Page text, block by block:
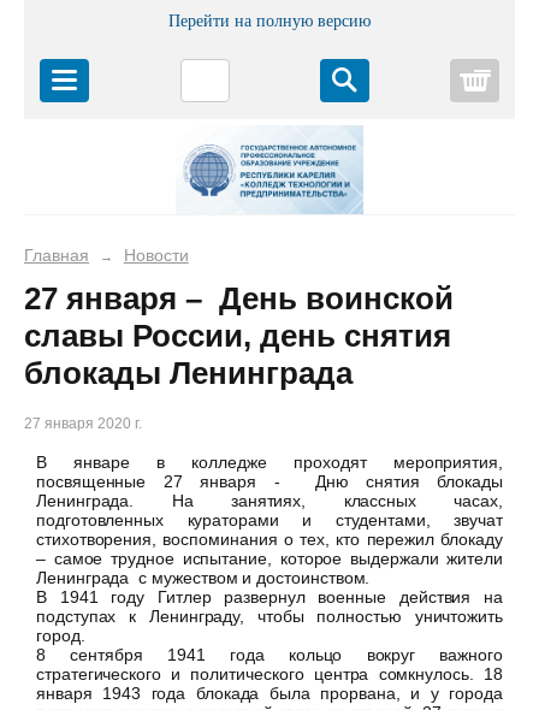
Перейти на полную версию
Главная → Новости
27 января – День воинской
славы России, день снятия
блокады Ленинграда
27 января 2020 г.
В январе в колледже проходят мероприятия,
посвященные 27 января - Дню снятия блокады
Ленинграда. На занятиях, классных часах,
подготовленных кураторами и студентами, звучат
стихотворения, воспоминания о тех, кто пережил блокаду
– самое трудное испытание, которое выдержали жители
Ленинграда с мужеством и достоинством.
В 1941 году Гитлер развернул военные действия на
подступах к Ленинграду, чтобы полностью уничтожить
город.
8 сентября 1941 года кольцо вокруг важного
стратегического и политического центра сомкнулось. 18
января 1943 года блокада была прорвана, и у города